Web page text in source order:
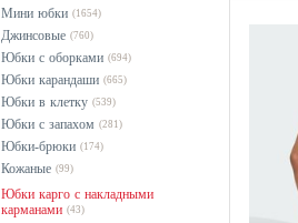
Мини юбки (1654)
Джинсовые (760)
Юбки с оборками (694)
Юбки карандаши (665)
Юбки в клетку (539)
Юбки с запахом (281)
Юбки-брюки (174)
Кожаные (99)
Юбки карго с накладными
карманами (43)